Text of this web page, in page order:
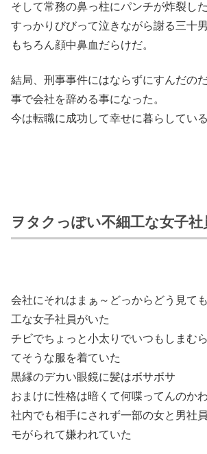
そして常務の鼻っ柱にパンチが炸裂した
すっかりびびって泣きながら謝る三十男
もちろん顔中鼻血だらけだ。
結局、刑事事件にはならずにすんだの
事で会社を辞める事になった。
今は転職に成功して幸せに暮らしている
ヲタクっぽい不細工な女子社
会社にそれはまぁ～どっからどう見て
工な女子社員がいた
チビでちょっと小太りでいつもしまむ
てそうな服を着ていた
黒縁のデカい眼鏡に髪はボサボサ
おまけに性格は暗くて何喋ってんのか
社内でも相手にされず一部の女と男社
モがられて嫌われていた